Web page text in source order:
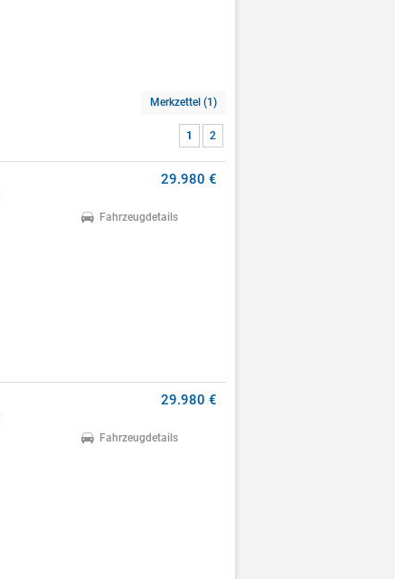
Merkzettel (1)
1 2
29.980 €
Fahrzeugdetails
29.980 €
Fahrzeugdetails